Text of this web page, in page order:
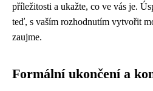
příležitosti a ukažte, co ve vás je.
teď, s vaším rozhodnutím vytvořit
zaujme.
Formální ukončení a